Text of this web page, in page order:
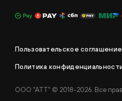
Пользовательское соглашение
Политика
ООО "АТТ" © 2018-2026. Все